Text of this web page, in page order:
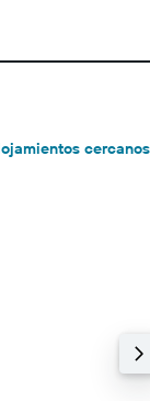
cercanos